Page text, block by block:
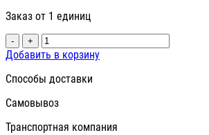
Заказ от 1 единиц
- +
Добавить в корзину
Способы доставки
Самовывоз
Транспортная компания